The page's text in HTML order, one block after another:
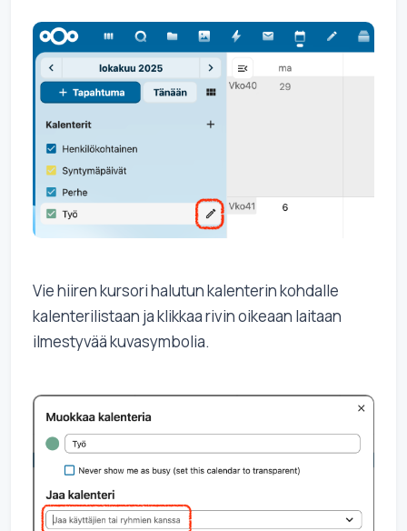
Vie hiiren kursori halutun kalenterin kohdalle
kalenterilistaan ja klikkaa rivin oikeaan laitaan
ilmestyvää kuvasymbolia.